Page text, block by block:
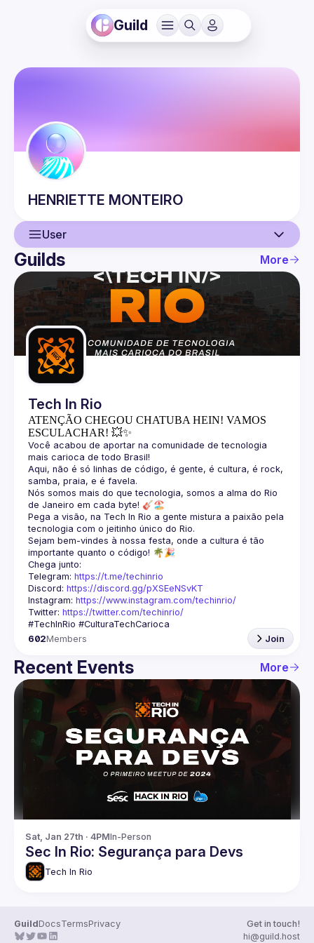
Guild
HENRIETTE MONTEIRO
User
User
Events
Guilds
Guilds More
Tech In Rio
ATENÇÃO CHEGOU CHATUBA HEIN! VAMOS
ESCULACHAR! 💥✨
Você acabou de aportar na comunidade de tecnologia
Aqui, não é só linhas de código, é gente, é cultura, é rock,
Nós somos mais do que tecnologia, somos a alma do Rio
Pega a visão, na Tech In Rio a gente mistura a paixão pela
Sejam bem-vindes à nossa festa, onde a cultura é tão
Telegram: https://t.me/techinrio
Discord: https://discord.gg/pXSEeNSvKT
Instagram: https://www.instagram.com/techinrio/
Twitter: https://twitter.com/techinrio/
602Members Join
Recent Events More
Sat, Jan 27th · 4PMIn-Person
Sec In Rio: Segurança para Devs
Tech In Rio
GuildDocsTermsPrivacy
Get in touch!
hi@guild.host